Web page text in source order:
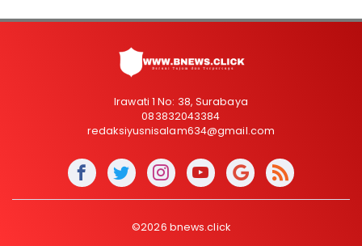
Irawati 1 No: 38, Surabaya
083832043384
redaksiyusnisalam634@gmail.com
©2026 bnews.click